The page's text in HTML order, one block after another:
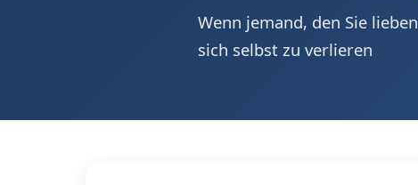
Wenn jemand, den Sie
sich selbst zu verlieren